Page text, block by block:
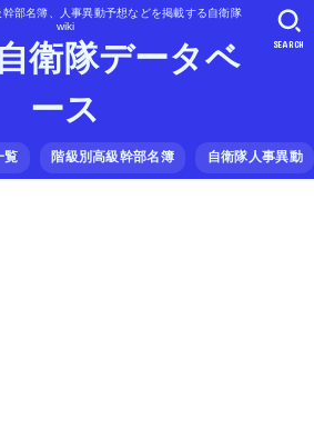
部名簿、人事異動予想などを掲載する自衛隊
wiki
衛隊データベ
ース
覧 階級別高級幹部名簿 自衛隊人事異動
SEARCH